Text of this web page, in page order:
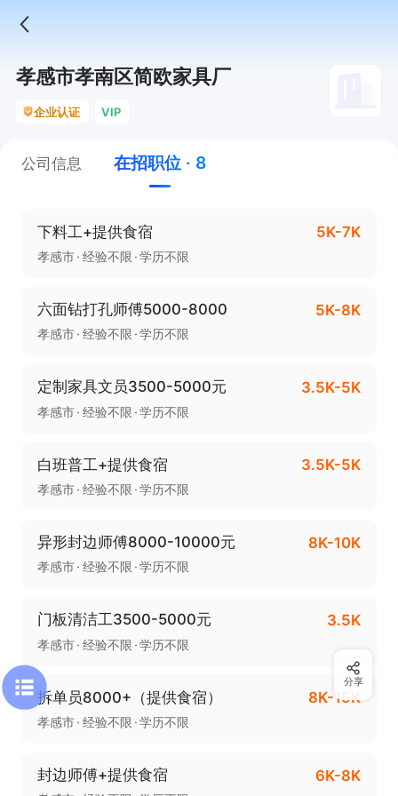
孝感市孝南区简欧家具厂
企业认证 VIP
公司信息 在招职位 · 8
下料工+提供食宿 5K-7K
孝感市 经验不限 学历不限
六面钻打孔师傅5000-8000 5K-8K
孝感市 经验不限 学历不限
定制家具文员3500-5000元 3.5K-5K
孝感市 经验不限 学历不限
白班普工+提供食宿 3.5K-5K
孝感市 经验不限 学历不限
异形封边师傅8000-10000元 8K-10K
孝感市 经验不限 学历不限
门板清洁工3500-5000元 3.5K
孝感市 经验不限 学历不限
拆单员8000+（提供食宿） 8K-15K
孝感市 经验不限 学历不限
封边师傅+提供食宿 6K-8K
分享